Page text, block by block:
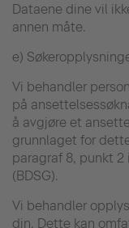
Dataene dine vil
annen måte.
e)
Vi behandler
på
å avgjøre et
grunnlaget for
paragraf 8, punkt
(BDSG).
Vi behandler
din. Dette kan